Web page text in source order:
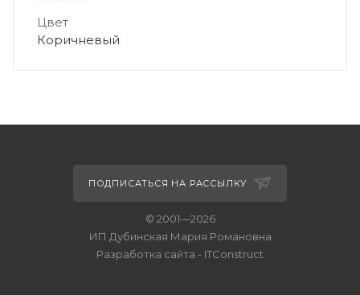
Цвет
Коричневый
ПОДПИСАТЬСЯ НА РАССЫЛКУ
© 2001—2026
ИП Дубинская Мария Романовна
Разработка сайта - ITConstruct